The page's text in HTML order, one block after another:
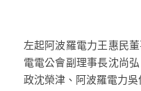
左起阿波羅電力王惠民
電電公會副理事長沈尚
政沈榮津、阿波羅電力